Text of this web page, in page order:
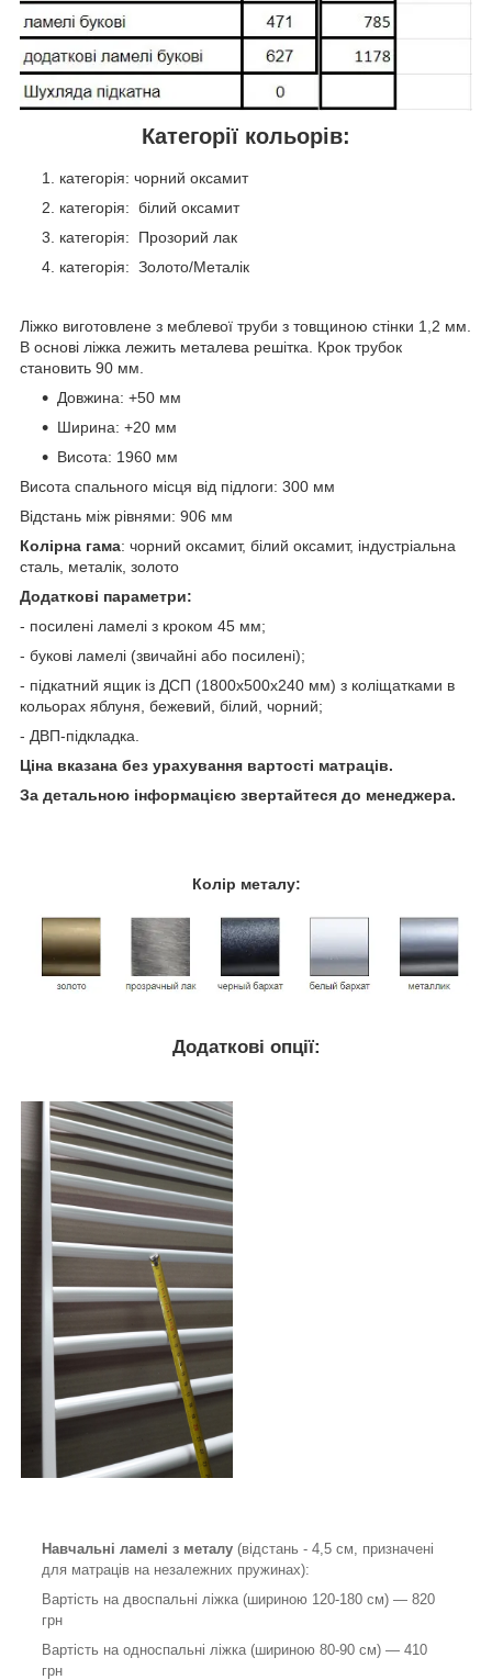
Категорії кольорів:
категорія: чорний оксамит
категорія: білий оксамит
категорія: Прозорий лак
категорія: Золото/Металік
Ліжко виготовлене з меблевої труби з товщиною стінки 1,2 мм.
В основі ліжка лежить металева решітка. Крок трубок
становить 90 мм.
Довжина: +50 мм
Ширина: +20 мм
Висота: 1960 мм
Висота спального місця від підлоги: 300 мм
Відстань між рівнями: 906 мм
Колірна гама: чорний оксамит, білий оксамит, індустріальна
сталь, металік, золото
Додаткові параметри:
- посилені ламелі з кроком 45 мм;
- букові ламелі (звичайні або посилені);
- підкатний ящик із ДСП (1800х500х240 мм) з коліщатками в
кольорах яблуня, бежевий, білий, чорний;
- ДВП-підкладка.
Ціна вказана без урахування вартості матраців.
За детальною інформацією звертайтеся до менеджера.
Колір металу:
Додаткові опції:
Навчальні ламелі з металу (відстань - 4,5 см, призначені
для матраців на незалежних пружинах):
Вартість на двоспальні ліжка (шириною 120-180 см) — 820
грн
Вартість на односпальні ліжка (шириною 80-90 см) — 410
грн